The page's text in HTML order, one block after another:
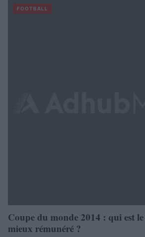
FOOTBALL
Coupe du monde 2014 : qui est
mieux rémunéré ?